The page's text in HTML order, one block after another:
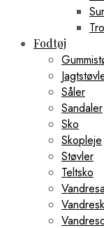
Fodtøj
Såler
Sandaler
Sko
Skopleje
Støvler
Teltsko